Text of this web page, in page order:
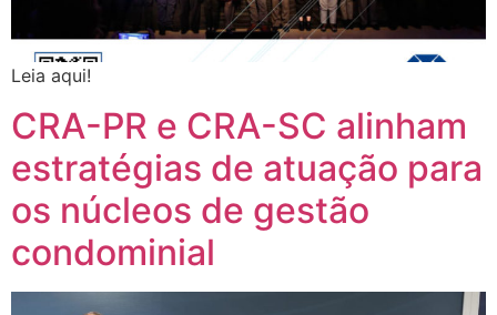
Leia aqui!
CRA-PR e CRA-SC alinham
estratégias de atuação para
os núcleos de gestão
condominial